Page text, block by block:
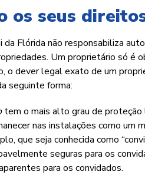
os seus
da Flórida não responsabiliza
Um proprietário só é
o dever legal exato de um
seguinte forma:
tem o mais alto grau de proteção
nas instalações como um
que seja conhecida como
seguras para os
para os convidados.